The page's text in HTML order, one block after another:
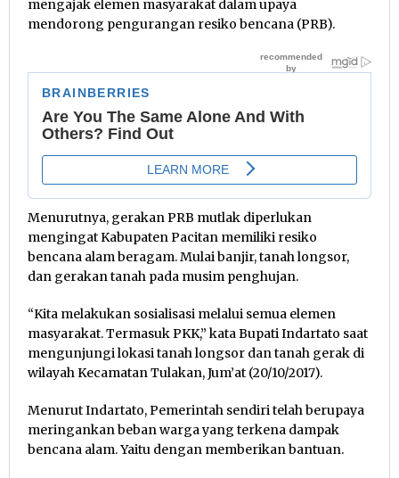
mengajak elemen masyarakat dalam upaya
mendorong pengurangan resiko bencana (PRB).
Menurutnya, gerakan PRB mutlak diperlukan
mengingat Kabupaten Pacitan memiliki resiko
bencana alam beragam. Mulai banjir, tanah longsor,
dan gerakan tanah pada musim penghujan.
“Kita melakukan sosialisasi melalui semua elemen
masyarakat. Termasuk PKK,” kata Bupati Indartato saat
mengunjungi lokasi tanah longsor dan tanah gerak di
wilayah Kecamatan Tulakan, Jum’at (20/10/2017).
Menurut Indartato, Pemerintah sendiri telah berupaya
meringankan beban warga yang terkena dampak
bencana alam. Yaitu dengan memberikan bantuan.